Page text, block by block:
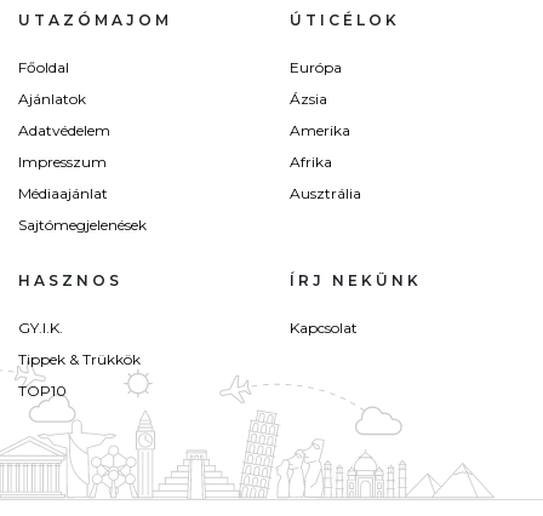
UTAZÓMAJOM
Főoldal
Ajánlatok
Adatvédelem
Impresszum
Médiaajánlat
Sajtómegjelenések
ÚTICÉLOK
Európa
Ázsia
Amerika
Afrika
Ausztrália
HASZNOS
GY.I.K.
Tippek & Trükkök
TOP10
ÍRJ NEKÜNK
Kapcsolat